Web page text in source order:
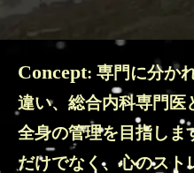
Concept: 専門に分か
違い、総合内科専門医
全身の管理を目指しま
だけでなく、心のスト